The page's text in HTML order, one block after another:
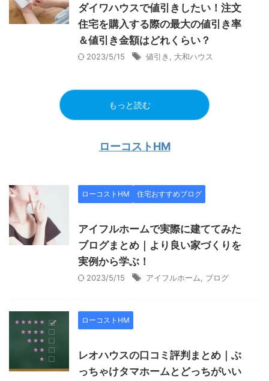
ダイワハウスで値引きしたい！注文
住宅を購入する際の最大の値引き率
＆値引き金額はどれくらい？
2023/5/15 値引き 大和ハウス
もっと読む
ローコストHM
ローコストHM 住宅おすすめブログ
アイフルホームで実際に建ててみた
ブログまとめ｜より良い家づくりを
実例から学ぶ！
2023/5/15 アイフルホーム ブログ
ローコストHM
レオハウスの口コミ評判まとめ｜ぶ
っちゃけタマホームとどっちがいい